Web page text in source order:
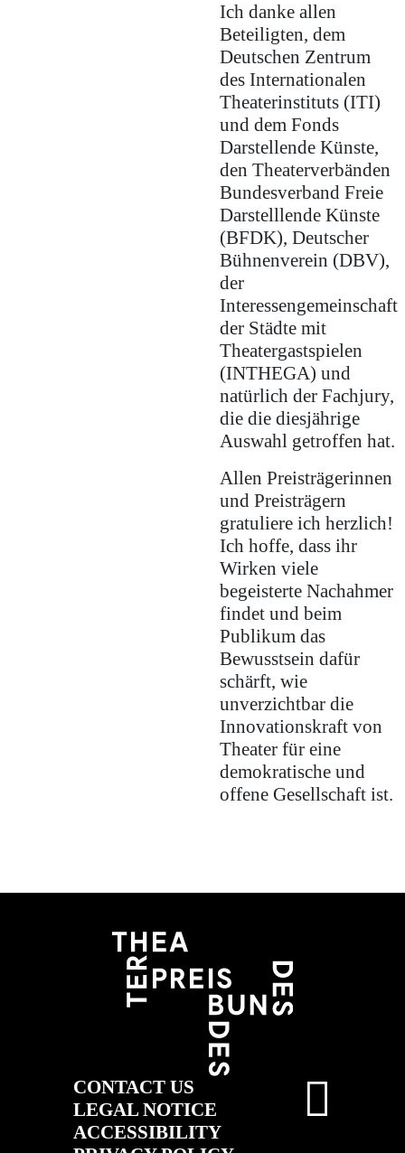
Ich danke allen
Beteiligten, dem
Deutschen Zentrum
des Internationalen
Theaterinstituts (ITI)
und dem Fonds
Darstellende Künste,
den Theaterverbänden
Bundesverband Freie
Darstelllende Künste
(BFDK), Deutscher
Bühnenverein (DBV),
der
Interessengemeinschaft
der Städte mit
Theatergastspielen
(INTHEGA) und
natürlich der Fachjury,
die die diesjährige
Auswahl getroffen hat.
Allen Preisträgerinnen
und Preisträgern
gratuliere ich herzlich!
Ich hoffe, dass ihr
Wirken viele
begeisterte Nachahmer
findet und beim
Publikum das
Bewusstsein dafür
schärft, wie
unverzichtbar die
Innovationskraft von
Theater für eine
demokratische und
offene Gesellschaft ist.
CONTACT US
LEGAL NOTICE
ACCESSIBILITY